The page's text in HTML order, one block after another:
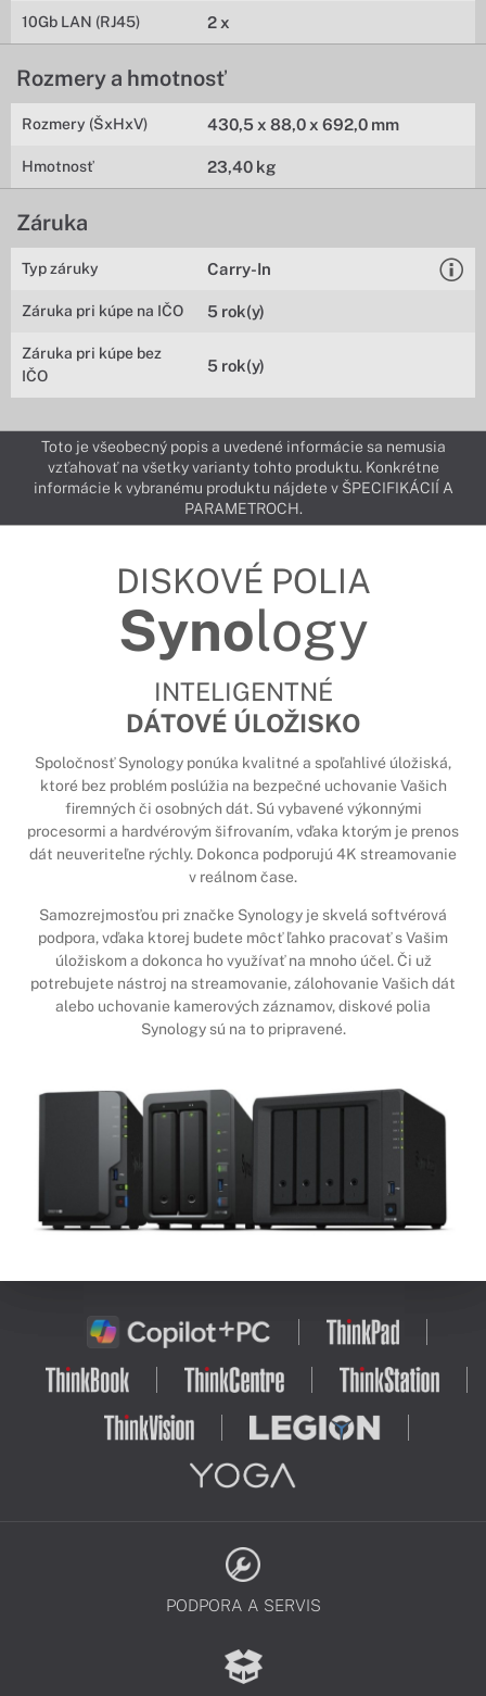
10Gb LAN (RJ45) 2 x
Rozmery a hmotnosť
Rozmery (ŠxHxV) 430,5 x 88,0 x 692,0 mm
Hmotnosť 23,40 kg
Záruka
Typ záruky Carry-In
Záruka pri kúpe na IČO 5 rok(y)
Záruka pri kúpe bez
IČO
5 rok(y)
Toto je všeobecný popis a uvedené informácie sa nemusia
vzťahovať na všetky varianty tohto produktu. Konkrétne
informácie k vybranému produktu nájdete v ŠPECIFIKÁCIÍ A
PARAMETROCH.
DISKOVÉ POLIA
Synology
INTELIGENTNÉ
DÁTOVÉ ÚLOŽISKO
Spoločnosť Synology ponúka kvalitné a spoľahlivé úložiská,
ktoré bez problém poslúžia na bezpečné uchovanie Vašich
firemných či osobných dát. Sú vybavené výkonnými
procesormi a hardvérovým šifrovaním, vďaka ktorým je prenos
dát neuveriteľne rýchly. Dokonca podporujú 4K streamovanie
v reálnom čase.
Samozrejmosťou pri značke Synology je skvelá softvérová
podpora, vďaka ktorej budete môcť ľahko pracovať s Vašim
úložiskom a dokonca ho využívať na mnoho účel. Či už
potrebujete nástroj na streamovanie, zálohovanie Vašich dát
alebo uchovanie kamerových záznamov, diskové polia
Synology sú na to pripravené.
PODPORA A SERVIS